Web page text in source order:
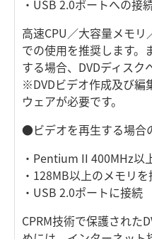
・USB 2.0ポートへの接
高速CPU／大容量メモ
での使用を推奨します。
する場合、DVDディスク
※DVDビデオ作成及び編
ウェアが必要です。
●ビデオを再生する場合
・Pentium II 400MHz以
・128MB以上のメモリ
・USB 2.0ポートに接続
CPRM技術で保護された